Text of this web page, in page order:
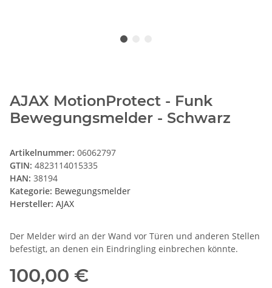
AJAX MotionProtect - Funk
Bewegungsmelder - Schwarz
Artikelnummer: 06062797
GTIN: 4823114015335
HAN: 38194
Kategorie: Bewegungsmelder
Hersteller: AJAX
Der Melder wird an der Wand vor Türen und anderen Stellen
befestigt, an denen ein Eindringling einbrechen könnte.
100,00 €